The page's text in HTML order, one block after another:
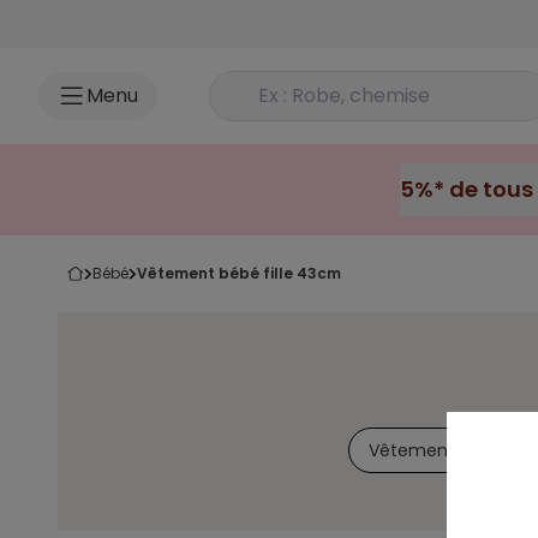
Menu Rechercher un produit
bébé vêtement bébé fille 43cm
Vêtements